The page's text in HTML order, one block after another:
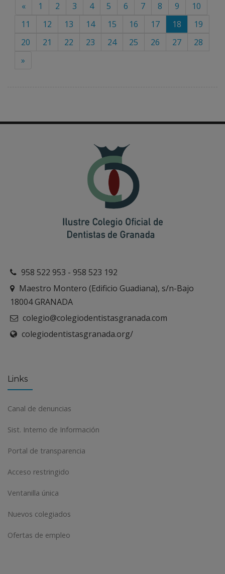
« 1 2 3 4 5 6 7 8 9
10
11
12 13 14 15 16 17 18
19
20
21 22 23 24 25 26 27
28
»
958 522 953 - 958 523 192
Maestro Montero (Edificio Guadiana), s/n-Bajo
18004 GRANADA
colegio@colegiodentistasgranada.com
colegiodentistasgranada.org/
Links
Canal de denuncias
Sist. Interno de Información
Portal de transparencia
Acceso restringido
Ventanilla única
Nuevos colegiados
Ofertas de empleo